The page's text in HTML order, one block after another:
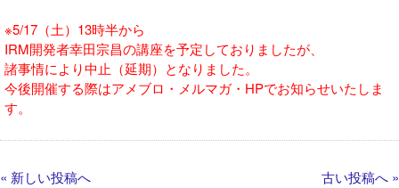
※5/17（土）13時半から
IRM開発者幸田宗昌の講座を予定しておりましたが、
諸事情により中止（延期）となりました。
今後開催する際はアメブロ・メルマガ・HPでお知らせいたしま
す。
« 新しい投稿へ 古い投稿へ »